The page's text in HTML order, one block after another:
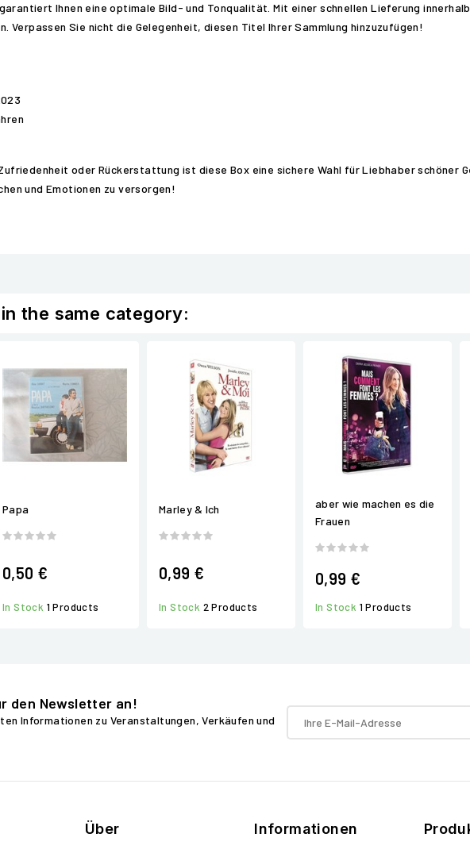
garantiert Ihnen eine optimale Bild- und Tonqualität. Mit einer schnellen Lieferung
Verpassen Sie nicht die Gelegenheit, diesen Titel Ihrer Sammlung hinzuzufügen!
oder Rückerstattung ist diese Box eine sichere Wahl für Liebhaber schöner
und Emotionen zu versorgen!
the same category:
Papa
0,50 €
In Stock 1 Products
Marley & Ich
0,99 €
In Stock 2 Products
aber wie machen es die
Frauen
0,99 €
In Stock 1 Products
den Newsletter an!
Informationen zu Veranstaltungen, Verkäufen und
Über Informationen